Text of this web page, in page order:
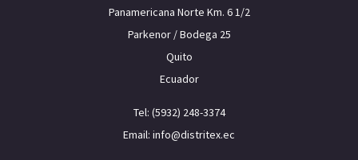
Panamericana Norte Km. 6 1/2
Parkenor / Bodega 25
Quito
Ecuador
Tel: (5932) 248-3374
Email: info@distritex.ec